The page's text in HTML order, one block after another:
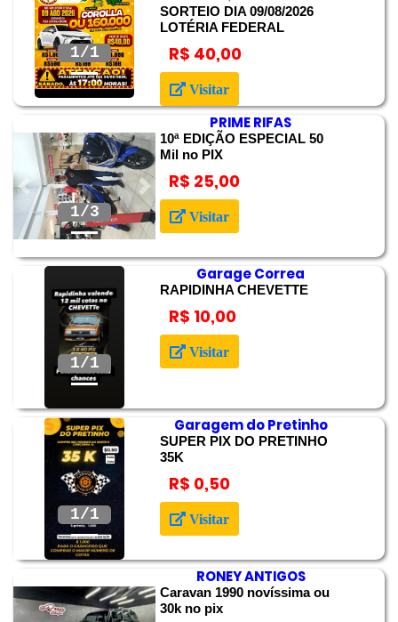
Anterior Próximo
SORTEIO DIA 09/08/2026
LOTÉRIA FEDERAL
R$ 40,00
Visitar
2/3
Anterior Próximo
PRIME RIFAS
10ª EDIÇÃO ESPECIAL 50
Mil no PIX
R$ 25,00
Visitar
Anterior Próximo
Garage Correa
RAPIDINHA CHEVETTE
R$ 10,00
Visitar
Anterior Próximo
Garagem do Pretinho
SUPER PIX DO PRETINHO
35K
R$ 0,50
Visitar
RONEY ANTIGOS
Caravan 1990 novíssima ou
30k no pix